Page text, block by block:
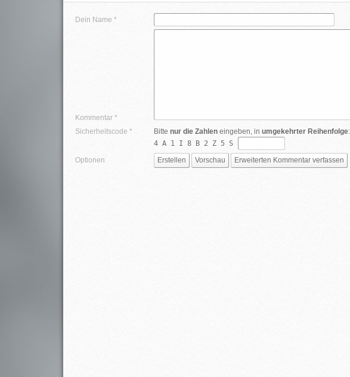
Dein Name *
Kommentar *
Sicherheitscode *
Bitte nur die Zahlen eingeben, in umgekehrter Reihenfolge:
4 A 1 I 8 B 2 Z 5 S
Optionen